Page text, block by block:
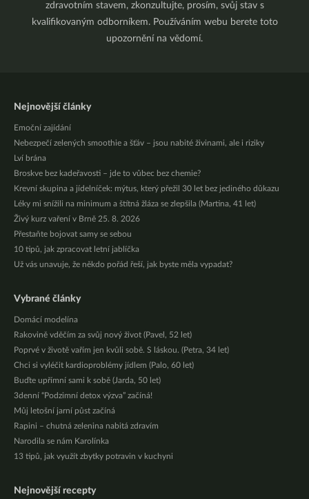
zdravotním stavem, zkonzultujte, prosím, svůj stav s
kvalifikovaným odborníkem. Používáním webu berete toto
upozornění na vědomí.
Nejnovější články
Emoční zajídání
Nebezpečí zelených smoothie a šťáv – jsou nabité živinami, ale i riziky
Lví brána
Broskve bez kadeřavosti – jde to vůbec bez chemie?
Krevní skupina a jídelníček: mýtus, který přežil 30 let bez jediného důkazu
Léky mi snížili na minimum a štítná žláza se zlepšila (Martina, 41 let)
Živý kurz vaření v Brně 25. 8. 2026
Přestaňte bojovat samy se sebou
10 tipů, jak zpracovat letní jablíčka
Už vás unavuje, že někdo pořád řeší, jak byste měla vypadat?
Vybrané články
Domácí modelína
Rakovině vděčím za svůj nový život (Pavel, 52 let)
Poprvé v životě vařím jen kvůli sobě. S láskou. (Petra, 34 let)
Chci si vyléčit kardioproblémy jídlem (Palo, 60 let)
Buďte upřímní sami k sobě (Jarda, 50 let)
3denní “Podzimní detox výzva” začíná!
Můj letošní jarní půst začíná
Rapini – chutná zelenina nabitá zdravím
Narodila se nám Karolínka
13 tipů, jak využít zbytky potravin v kuchyni
Nejnovější recepty